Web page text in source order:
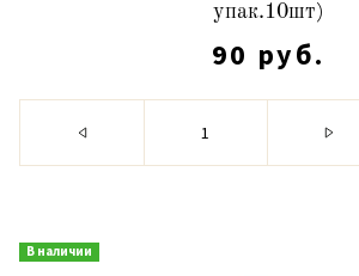
упак.10шт)
90 руб.
В наличии